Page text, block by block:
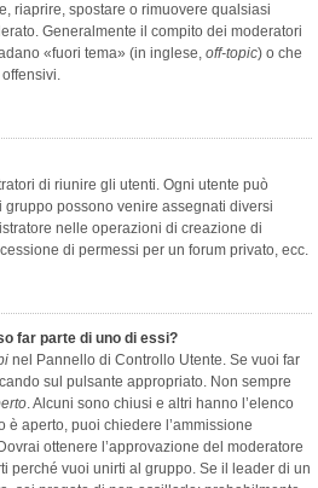
riaprire, spostare o rimuovere qualsiasi
Generalmente il compito dei moderatori
«fuori tema» (in inglese, off-topic) o che
di riunire gli utenti. Ogni utente può
possono venire assegnati diversi
nelle operazioni di creazione di
di permessi per un forum privato, ecc.
far parte di uno di essi?
nel Pannello di Controllo Utente. Se vuoi far
sul pulsante appropriato. Non sempre
. Alcuni sono chiusi e altri hanno l’elenco
è aperto, puoi chiedere l’ammissione
ottenere l’approvazione del moderatore
perché vuoi unirti al gruppo. Se il leader di un